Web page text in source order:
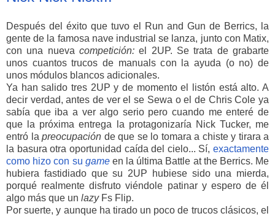
Después del éxito que tuvo el Run and Gun de Berrics, la
gente de la famosa nave industrial se lanza, junto con Matix,
con una nueva competición: el 2UP. Se trata de grabarte
unos cuantos trucos de manuals con la ayuda (o no) de
unos módulos blancos adicionales.
Ya han salido tres 2UP y de momento el listón está alto. A
decir verdad, antes de ver el se Sewa o el de Chris Cole ya
sabía que iba a ver algo serio pero cuando me enteré de
que la próxima entrega la protagonizaría Nick Tucker, me
entró la preocupación de que se lo tomara a chiste y tirara a
la basura otra oportunidad caída del cielo... Sí, exactamente
como hizo con su gameen la última Battle at the Berrics. Me
hubiera fastidiado que su 2UP hubiese sido una mierda,
porqué realmente disfruto viéndole patinar y espero de él
algo más que un lazyFs Flip.
Por suerte, y aunque ha tirado un poco de trucos clásicos, el